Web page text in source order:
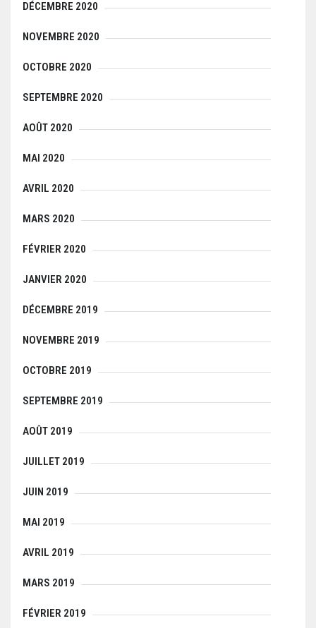
DÉCEMBRE 2020
NOVEMBRE 2020
OCTOBRE 2020
SEPTEMBRE 2020
AOÛT 2020
MAI 2020
AVRIL 2020
MARS 2020
FÉVRIER 2020
JANVIER 2020
DÉCEMBRE 2019
NOVEMBRE 2019
OCTOBRE 2019
SEPTEMBRE 2019
AOÛT 2019
JUILLET 2019
JUIN 2019
MAI 2019
AVRIL 2019
MARS 2019
FÉVRIER 2019